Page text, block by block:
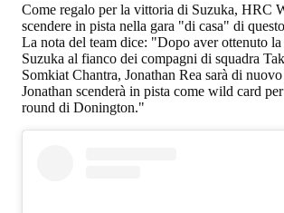
Come regalo per la vittoria di Suzuka, HRC
scendere in pista nella gara "di casa" di
La nota del team dice: "Dopo aver ottenuto
Suzuka al fianco dei compagni di squadra
Somkiat Chantra, Jonathan Rea sarà di
Jonathan scenderà in pista come wild card
round di Donington."